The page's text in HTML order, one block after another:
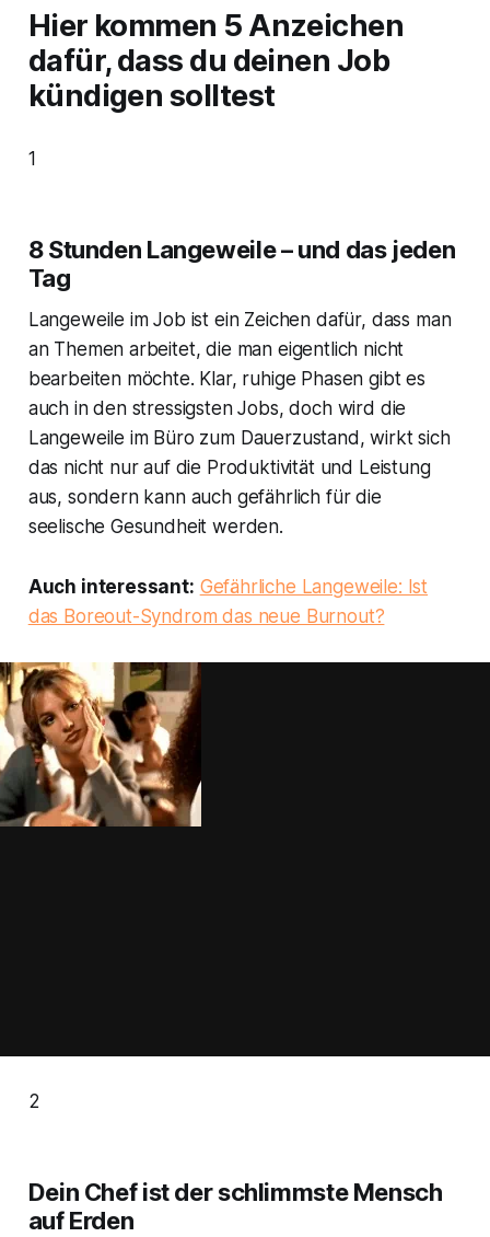
Hier kommen 5 Anzeichen
dafür, dass du deinen Job
kündigen solltest
1
8 Stunden Langeweile – und das jeden
Tag
Langeweile im Job ist ein Zeichen dafür, dass man
an Themen arbeitet, die man eigentlich nicht
bearbeiten möchte. Klar, ruhige Phasen gibt es
auch in den stressigsten Jobs, doch wird die
Langeweile im Büro zum Dauerzustand, wirkt sich
das nicht nur auf die Produktivität und Leistung
aus, sondern kann auch gefährlich für die
seelische Gesundheit werden.
Auch interessant: Gefährliche Langeweile: Ist
das Boreout-Syndrom das neue Burnout?
2
Dein Chef ist der schlimmste Mensch
auf Erden